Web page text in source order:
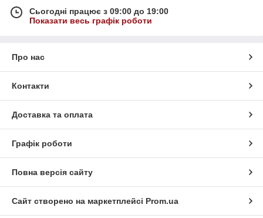
Сьогодні працює з 09:00 до 19:00
Показати весь графік роботи
Про нас
Контакти
Доставка та оплата
Графік роботи
Повна версія сайту
Сайт створено на маркетплейсі Prom.ua